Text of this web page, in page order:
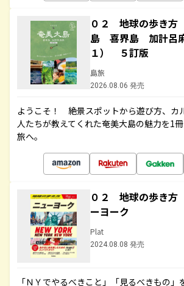
０２ 地球の歩き
島 喜界島 加計呂
１） ５訂版
島旅
2026.08.06 発売
ようこそ！ 絶景スポットから遊び方、カ
人たちが教えてくれた奄美大島の魅力を1
旅へ。
０２ 地球の歩き
ーヨーク
Plat
2024.08.08 発売
「ＮＹでやるべきこと」「見るべきもの